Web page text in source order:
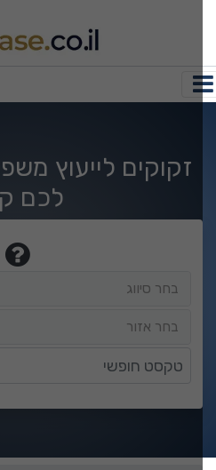
חיפוש
זקוקים לייעוץ
לכם
בחר סיווג
בחר אזור